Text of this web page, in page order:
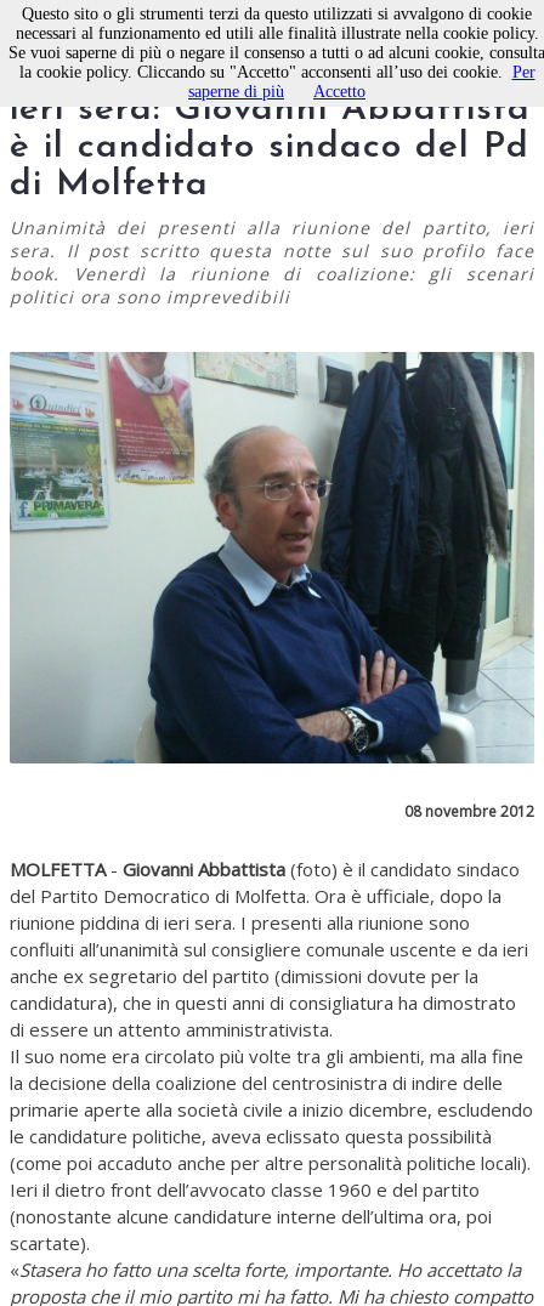
ESCLUSIVA. È ufficiale da
ieri sera: Giovanni Abbattista
è il candidato sindaco del Pd
di Molfetta
Unanimità dei presenti alla riunione del partito, ieri
sera. Il post scritto questa notte sul suo profilo face
book. Venerdì la riunione di coalizione: gli scenari
politici ora sono imprevedibili
08 novembre 2012
MOLFETTA - Giovanni Abbattista (foto) è il candidato sindaco
del Partito Democratico di Molfetta. Ora è ufficiale, dopo la
riunione piddina di ieri sera. I presenti alla riunione sono
confluiti all’unanimità sul consigliere comunale uscente e da ieri
anche ex segretario del partito (dimissioni dovute per la
candidatura), che in questi anni di consigliatura ha dimostrato
di essere un attento amministrativista.
Il suo nome era circolato più volte tra gli ambienti, ma alla fine
la decisione della coalizione del centrosinistra di indire delle
primarie aperte alla società civile a inizio dicembre, escludendo
le candidature politiche, aveva eclissato questa possibilità
(come poi accaduto anche per altre personalità politiche locali).
Ieri il dietro front dell’avvocato classe 1960 e del partito
(nonostante alcune candidature interne dell’ultima ora, poi
scartate).
«Stasera ho fatto una scelta forte, importante. Ho accettato la
proposta che il mio partito mi ha fatto. Mi ha chiesto compatto
Questo sito o gli strumenti terzi da questo utilizzati si avvalgono di cookie
necessari al funzionamento ed utili alle finalità illustrate nella cookie policy.
Se vuoi saperne di più o negare il consenso a tutti o ad alcuni cookie, consulta
la cookie policy. Cliccando su "Accetto" acconsenti all’uso dei cookie. Per
saperne di più
Accetto